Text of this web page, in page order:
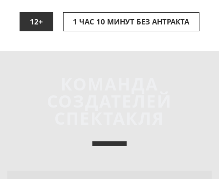
12+ 1 ЧАС 10 МИНУТ БЕЗ АНТРАКТА